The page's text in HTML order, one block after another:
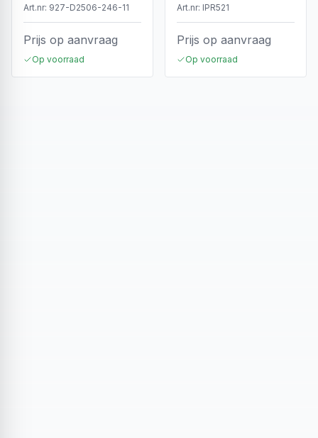
Dimbaar, Wit, IP44
Art.nr: 927-D2506-246-11
Prijs op aanvraag
Op voorraad
Art.nr: IPR521
Prijs op aanvraag
Op voorraad